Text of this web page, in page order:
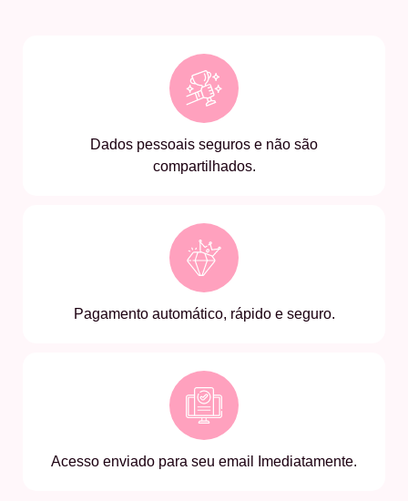
Dados pessoais seguros e não são
compartilhados.
Pagamento automático, rápido e seguro.
Acesso enviado para seu email Imediatamente.